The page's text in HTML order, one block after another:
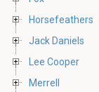
Horsefeathers
Jack Daniels
Lee Cooper
Merrell